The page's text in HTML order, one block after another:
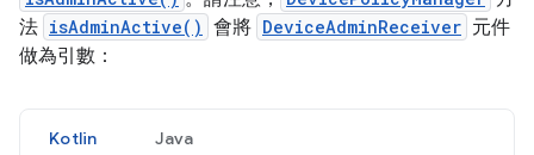
法 isAdminActive() 會將 DeviceAdminReceiver 元件
做為引數：
Kotlin Java